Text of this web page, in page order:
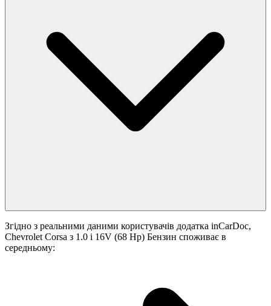
Згідно з реальними даними користувачів додатка inCarDoc,
Chevrolet Corsa з 1.0 i 16V (68 Hp) Бензин споживає в
середньому: